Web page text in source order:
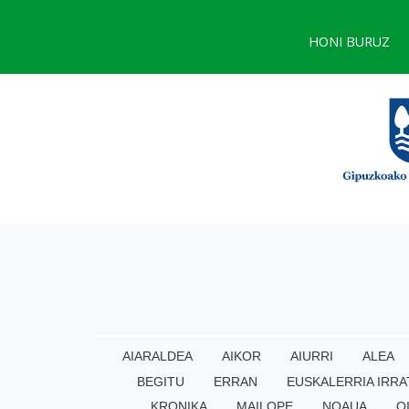
HONI BURUZ
AIARALDEA AIKOR AIURRI ALEA
BEGITU
ERRAN EUSKALERRIA